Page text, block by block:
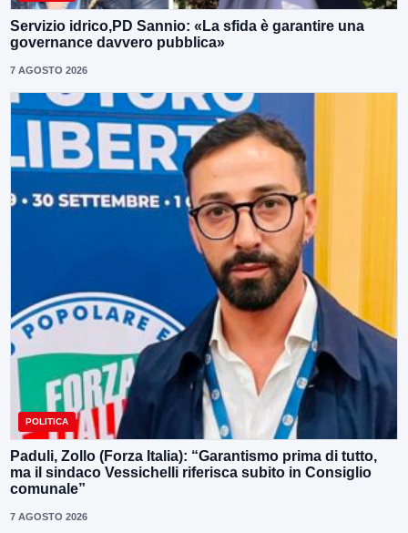
Servizio idrico,PD Sannio: «La sfida è garantire una
governance davvero pubblica»
7 AGOSTO 2026
POLITICA
Paduli, Zollo (Forza Italia): “Garantismo prima di tutto,
ma il sindaco Vessichelli riferisca subito in Consiglio
comunale”
7 AGOSTO 2026